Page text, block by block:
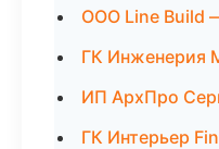
ООО Line Build
ГК Инженерия
ИП АрхПро
ГК Интерьер